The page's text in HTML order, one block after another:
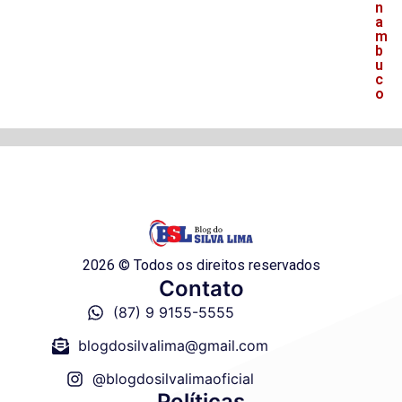
n
a
m
b
u
c
o
2026 © Todos os direitos reservados
Contato
(87) 9 9155-5555
blogdosilvalima@gmail.com
@blogdosilvalimaoficial